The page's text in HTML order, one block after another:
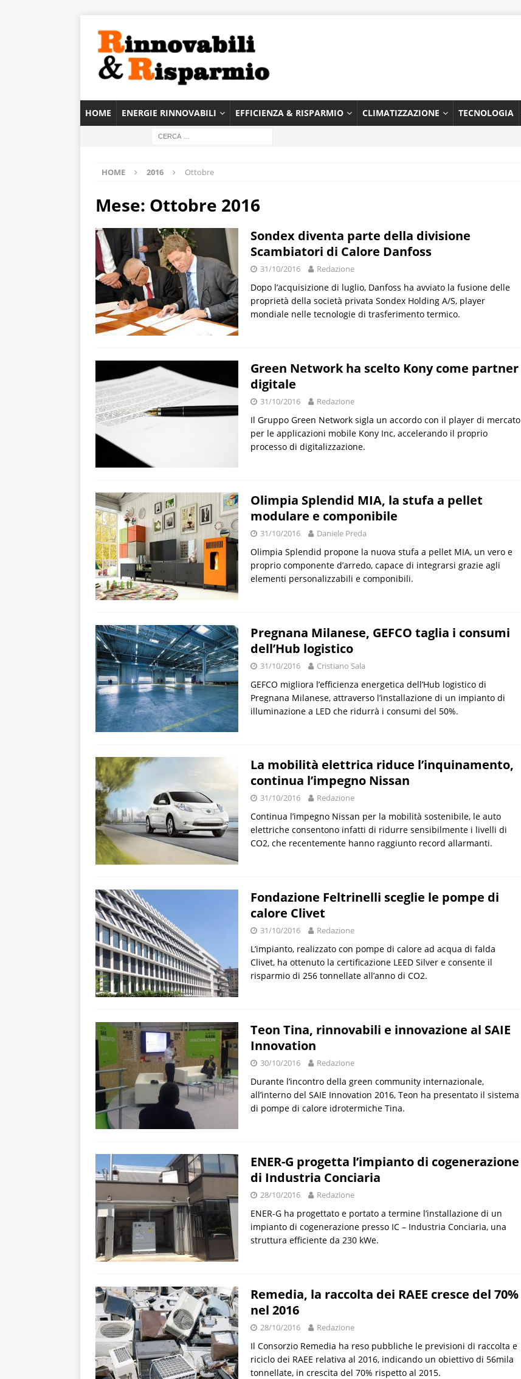
HOME ENERGIE RINNOVABILI EFFICIENZA & RISPARMIO CLIMATIZZAZIONE TECNOLOGIA
HOME 2016 Ottobre
Mese: Ottobre 2016
Sondex diventa parte della divisione
Scambiatori di Calore Danfoss
31/10/2016 Redazione
Dopo l’acquisizione di luglio, Danfoss ha avviato la fusione delle
proprietà della società privata Sondex Holding A/S, player
mondiale nelle tecnologie di trasferimento termico.
Green Network ha scelto Kony come partner
digitale
31/10/2016 Redazione
Il Gruppo Green Network sigla un accordo con il player di mercato
per le applicazioni mobile Kony Inc, accelerando il proprio
processo di digitalizzazione.
Olimpia Splendid MIA, la stufa a pellet
modulare e componibile
31/10/2016 Daniele Preda
Olimpia Splendid propone la nuova stufa a pellet MIA, un vero e
proprio componente d’arredo, capace di integrarsi grazie agli
elementi personalizzabili e componibili.
Pregnana Milanese, GEFCO taglia i consumi
dell’Hub logistico
31/10/2016 Cristiano Sala
GEFCO migliora l’efficienza energetica dell’Hub logistico di
Pregnana Milanese, attraverso l’installazione di un impianto di
illuminazione a LED che ridurrà i consumi del 50%.
La mobilità elettrica riduce l’inquinamento,
continua l’impegno Nissan
31/10/2016 Redazione
Continua l’impegno Nissan per la mobilità sostenibile, le auto
elettriche consentono infatti di ridurre sensibilmente i livelli di
CO2, che recentemente hanno raggiunto record allarmanti.
Fondazione Feltrinelli sceglie le pompe di
calore Clivet
31/10/2016 Redazione
L’impianto, realizzato con pompe di calore ad acqua di falda
Clivet, ha ottenuto la certificazione LEED Silver e consente il
risparmio di 256 tonnellate all’anno di CO2.
Teon Tina, rinnovabili e innovazione al SAIE
Innovation
30/10/2016 Redazione
Durante l’incontro della green community internazionale,
all’interno del SAIE Innovation 2016, Teon ha presentato il sistema
di pompe di calore idrotermiche Tina.
ENER-G progetta l’impianto di cogenerazione
di Industria Conciaria
28/10/2016 Redazione
ENER-G ha progettato e portato a termine l’installazione di un
impianto di cogenerazione presso IC – Industria Conciaria, una
struttura efficiente da 230 kWe.
Remedia, la raccolta dei RAEE cresce del 70%
nel 2016
28/10/2016 Redazione
Il Consorzio Remedia ha reso pubbliche le previsioni di raccolta e
riciclo dei RAEE relativa al 2016, indicando un obiettivo di 56mila
tonnellate, in crescita del 70% rispetto al 2015.